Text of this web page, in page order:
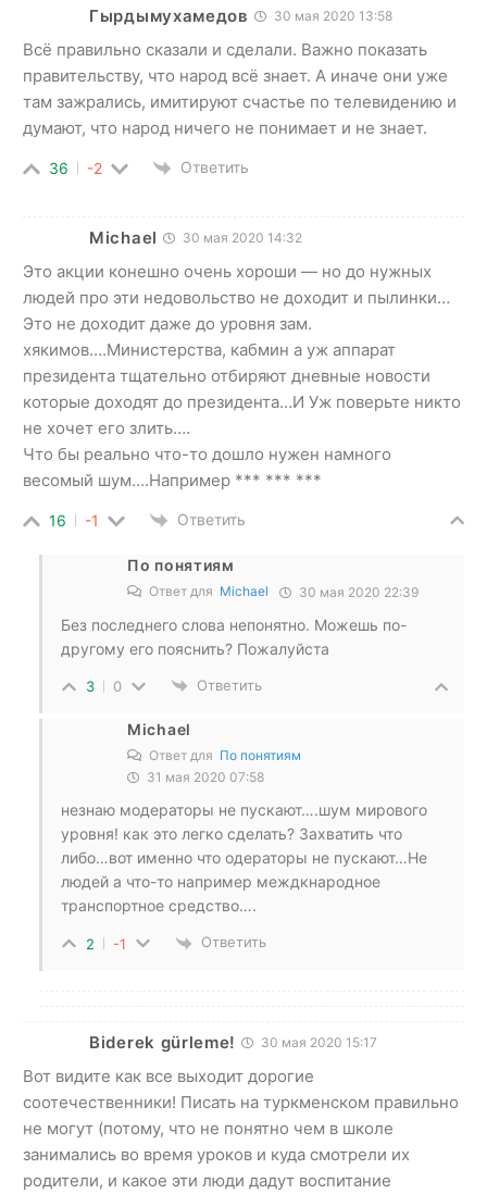
Гырдымухамедов 30 мая 2020 13:58
Всё правильно сказали и сделали. Важно показать
правительству, что народ всё знает. А иначе они уже
там зажрались, имитируют счастье по телевидению и
думают, что народ ничего не понимает и не знает.
36 -2 Ответить
Michael 30 мая 2020 14:32
Это акции конешно очень хороши — но до нужных
людей про эти недовольство не доходит и пылинки…
Это не доходит даже до уровня зам.
хякимов….Министерства, кабмин а уж аппарат
президента тщательно отбиряют дневные новости
которые доходят до президента…И Уж поверьте никто
не хочет его злить….
Что бы реально что-то дошло нужен намного
весомый шум….Например *** *** ***
16 -1 Ответить
По понятиям
Ответ для Michael 30 мая 2020 22:39
Без последнего слова непонятно. Можешь по-
другому его пояснить? Пожалуйста
3 0 Ответить
Michael
Ответ для По понятиям
31 мая 2020 07:58
незнаю модераторы не пускают….шум мирового
уровня! как это легко сделать? Захватить что
либо…вот именно что одераторы не пускают…Не
людей а что-то например междкнародное
транспортное средство….
2 -1 Ответить
Biderek gürleme! 30 мая 2020 15:17
Вот видите как все выходит дорогие
соотечественники! Писать на туркменском правильно
не могут (потому, что не понятно чем в школе
занимались во время уроков и куда смотрели их
родители, и какое эти люди дадут воспитание